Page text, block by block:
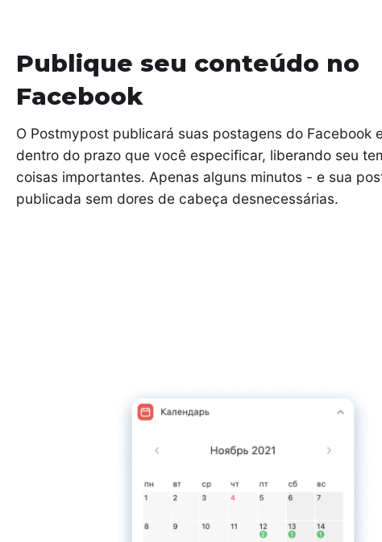
Publique seu conteúdo no
Facebook
O Postmypost publicará suas postagens do Facebook
dentro do prazo que você especificar, liberando seu
coisas importantes. Apenas alguns minutos - e sua
publicada sem dores de cabeça desnecessárias.